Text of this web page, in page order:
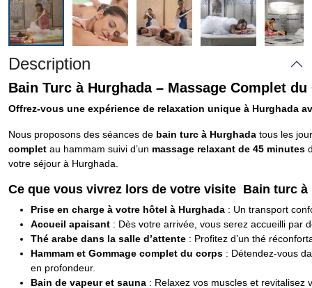
Description
Bain Turc à Hurghada – Massage Complet
Offrez-vous une expérience de relaxation unique à Hurghada
Nous proposons des séances de bain turc à Hurghada tous les
complet au hammam suivi d’un massage relaxant de 45 minutes
votre séjour à Hurghada.
Ce que vous vivrez lors de votre visite Bain turc à
Prise en charge à votre hôtel à Hurghada : Un transport
Accueil apaisant : Dès votre arrivée, vous serez accueilli par
Thé arabe dans la salle d’attente : Profitez d’un thé
Hammam et Gommage complet du corps : Détendez-vous
en profondeur.
Bain de vapeur et sauna : Relaxez vos muscles et revitalisez